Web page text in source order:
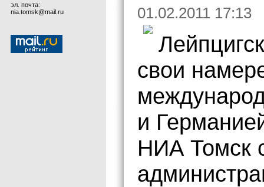
эл. почта:
nia.tomsk@mail.ru
01.02.2011 17:13
свои
и
НИА Томск